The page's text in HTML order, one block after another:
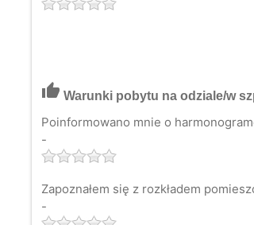
thumb_up Warunki pobytu na odziale/w
Poinformowano mnie o
-
Zapoznałem się z rozkładem
-